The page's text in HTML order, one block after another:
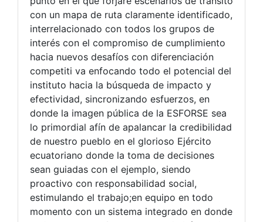
con un mapa de ruta claramente identificado,
interrelacionado con todos los grupos de
interés con el compromiso de cumplimiento
hacia nuevos desafíos con diferenciación
competiti va enfocando todo el potencial del
instituto hacia la búsqueda de impacto y
efectividad, sincronizando esfuerzos, en
donde la imagen pública de la ESFORSE sea
lo primordial afín de apalancar la credibilidad
de nuestro pueblo en el glorioso Ejército
ecuatoriano donde la toma de decisiones
sean guiadas con el ejemplo, siendo
proactivo con responsabilidad social,
estimulando el trabajo;en equipo en todo
momento con un sistema integrado en donde